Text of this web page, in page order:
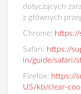
dotyczących
z głównych
Chrome:
Safari: https://
in/guide/safari/
Firefox: https://
US/kb/clear-